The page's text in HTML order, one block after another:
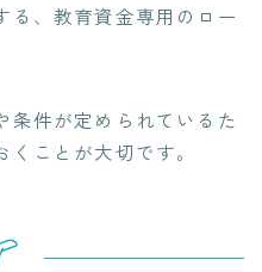
る、教育資金専用のロー
条件が定められているた
ことが大切です。